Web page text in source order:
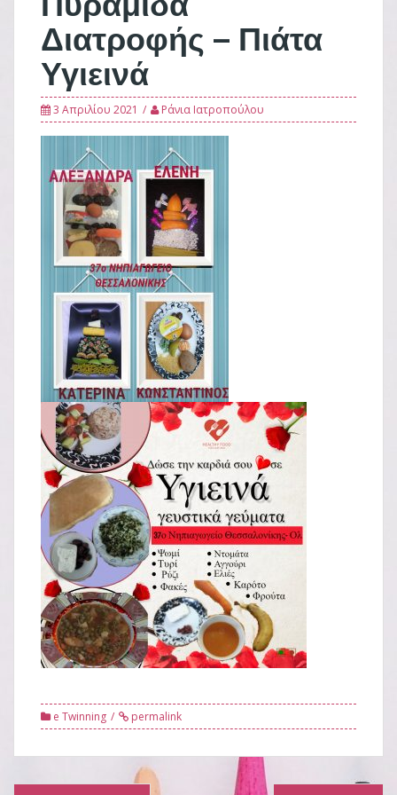
Διατροφής – Πιάτα
Υγιεινά
3 Απριλίου 2021 Ράνια Ιατροπούλου
e Twinning permalink